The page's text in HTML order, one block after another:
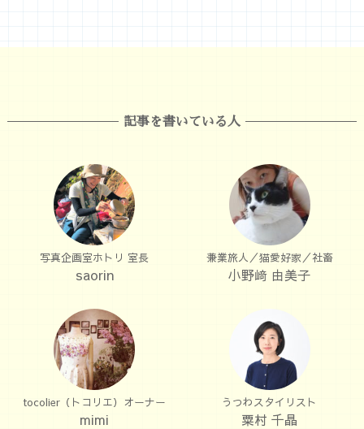
記事を書いている人
写真企画室ホトリ 室長
saorin
兼業旅人／猫愛好家／社畜
小野﨑 由美子
tocolier（トコリエ）オーナー
mimi
うつわスタイリスト
粟村 千晶